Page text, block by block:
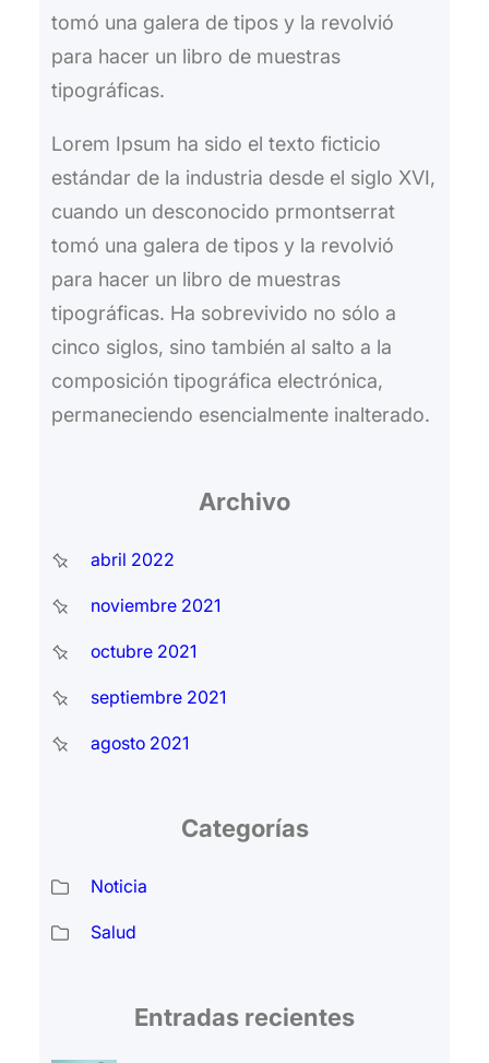
tomó una galera de tipos y la revolvió
para hacer un libro de muestras
tipográficas.
Lorem Ipsum ha sido el texto ficticio
estándar de la industria desde el siglo XVI,
cuando un desconocido prmontserrat
tomó una galera de tipos y la revolvió
para hacer un libro de muestras
tipográficas. Ha sobrevivido no sólo a
cinco siglos, sino también al salto a la
composición tipográfica electrónica,
permaneciendo esencialmente inalterado.
Archivo
abril 2022
noviembre 2021
octubre 2021
septiembre 2021
agosto 2021
Categorías
Noticia
Salud
Entradas recientes